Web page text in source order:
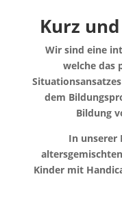
Kurz
Wir sind eine
welche das
dem
Bildung
In unserer
Kinder mit